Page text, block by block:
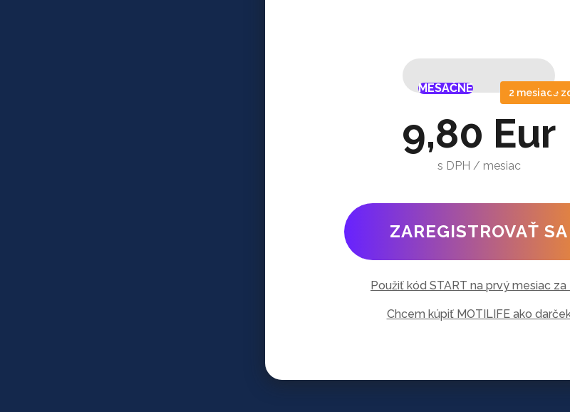
MESAČNE
ROČNE
2 mesiace
9,80 Eur
s DPH / mesiac
ZAREGISTROVAŤ SA
Použiť kód START na prvý mesiac za
Chcem kúpiť MOTILIFE ako